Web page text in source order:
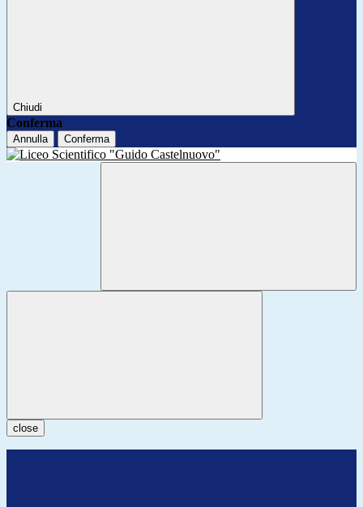
Chiudi
Conferma
Annulla Conferma
close